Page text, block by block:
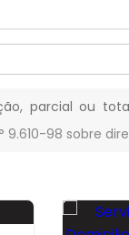
parcial ou
9.610-98 sobre